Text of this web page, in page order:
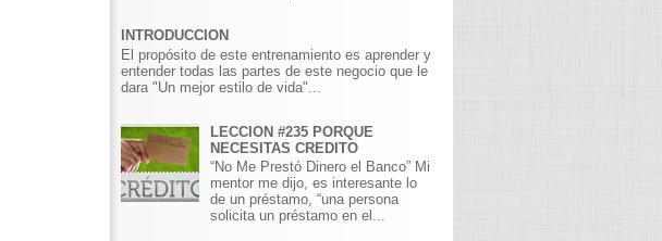
INTRODUCCION
El propósito de este entrenamiento es aprender y
entender todas las partes de este negocio que le
dara "Un mejor estilo de vida"...
LECCION #235 PORQUE
NECESITAS CREDITO
“No Me Prestó Dinero el Banco” Mi
mentor me dijo, es interesante lo
de un préstamo, “una persona
solicita un préstamo en el...